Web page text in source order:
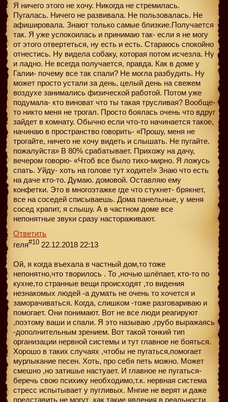
Я ничего этого не хочу. Никогда не стремилась.
Пугалась. Ничего не развивала. Не пользовалась. Не
афишировала. Знают только самые близкие.Получается
так. Я уже успокоилась и принимаю так- если я не могу
от этого отвертеться, ну есть и есть. Стараюсь спокойно
отнестись. Ну видела собаку, которая потом исчезла. Ну
и ладно. Не всегда получается, правда. Как в доме у
Галии- почему все так спали? Не могла разбудить. Ну
может просто устали за день, целый день на свежем
воздухе занимались физической работой. Потом уже
подумала- кто виноват что ты такая трусливая? Вообще-
то никто меня не трогал. Просто боялась очень что вдруг
зайдет в комнату. Обычно если что-то начинается такое,
начинаю в пространство говорить- «Прошу, меня не
трогайте, ничего не хочу видеть и слышать. Не пугайте.
пожалуйста» В 80% срабатывает. Прихожу на дачу,
вечером говорю- «Чтоб все было тихо-мирно. Я ложусь
спать. Уйду- хоть на голове тут ходите!» Знаю что есть
на даче кто-то. Думаю. домовой. Оставляю ему
конфетки. Это в многоэтажке где что стукнет- брякнет,
все на соседей списываешь. Дома панельные, у меня
сосед храпит, я слышу. А в частном доме все
непонятные звуки сразу настораживают.
Ответить
геля#10 22.12.2018 22:13
Ой, я когда въехала в частный дом,то тоже
непонятно,что творилось . То ,ночью шлёпает, кто-то по
кухне,то странные вещи происходят ,то видения
незнакомых людей -а думать не очень то хочется и
заморачиваться. Когда, слишком -тоже разговариваю и
помогает. Они понимают. Вот не все люди реагируют
,поэтому ваши и спали. Я это называю ,грубо выражаясь
-дополнительным зрением. Вот такой тонкий тип
организации нервной системы и тут главное не бояться.
Хорошо в таких случаях ,чтобы не пугаться,помогает
мурлыкание песен. Хоть, про себя петь можно. Может
смешно ,но затишье настуает. И главное не пугаться-
беречь свою психику необходимо,т.к. нервная система
стресс испытывает у пугливых. Мнгие не верят и даже
представить не могут ,как такие явления в реальности